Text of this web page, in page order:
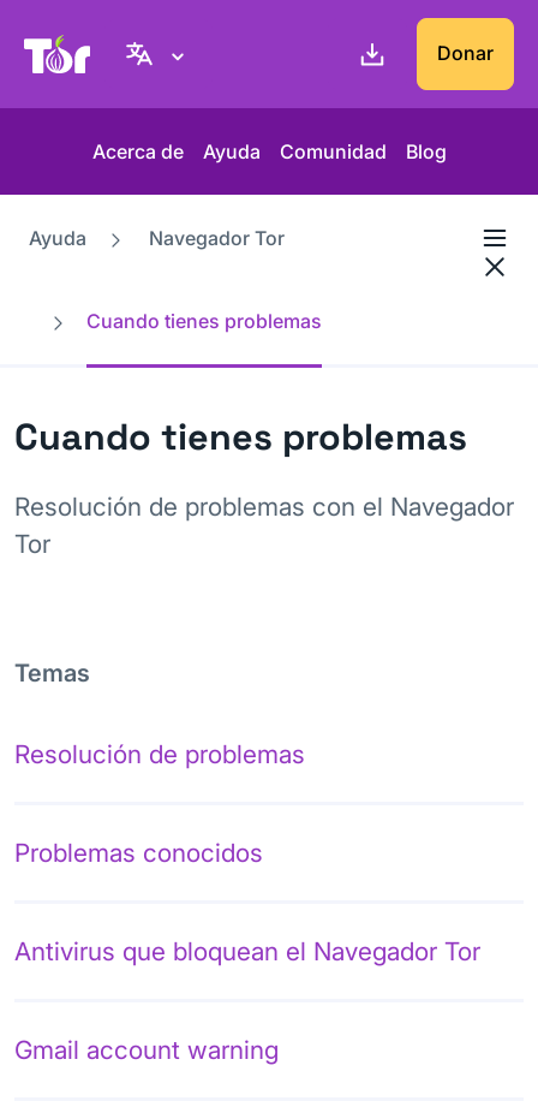
Web del Proyecto Tor Donar
Acerca de Ayuda Comunidad Blog
Ayuda Navegador Tor
Cuando tienes problemas
Cuando tienes problemas
Resolución de problemas con el Navegador
Tor
Temas
Resolución de problemas
Problemas conocidos
Antivirus que bloquean el Navegador Tor
Gmail account warning